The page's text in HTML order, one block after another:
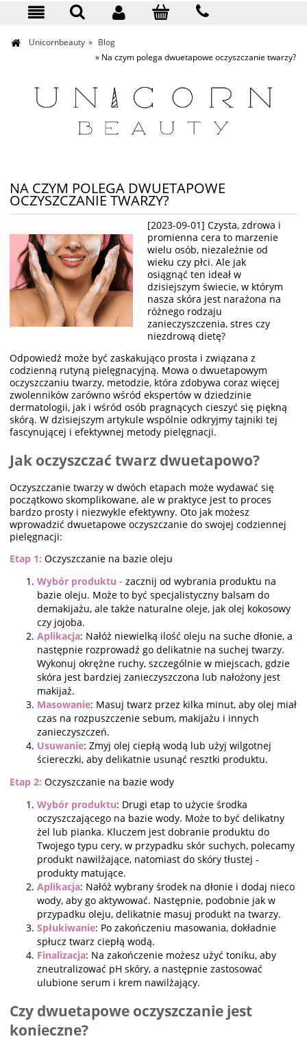
Unicornbeauty » Blog
» Na czym polega dwuetapowe oczyszczanie twarzy?
NA CZYM POLEGA DWUETAPOWE
OCZYSZCZANIE TWARZY?
[2023-09-01] Czysta, zdrowa i
promienna cera to marzenie
wielu osób, niezależnie od
wieku czy płci. Ale jak
osiągnąć ten ideał w
dzisiejszym świecie, w którym
nasza skóra jest narażona na
różnego rodzaju
zanieczyszczenia, stres czy
niezdrową dietę?
Odpowiedź może być zaskakująco prosta i związana z
codzienną rutyną pielęgnacyjną. Mowa o dwuetapowym
oczyszczaniu twarzy, metodzie, która zdobywa coraz więcej
zwolenników zarówno wśród ekspertów w dziedzinie
dermatologii, jak i wśród osób pragnących cieszyć się piękną
skórą. W dzisiejszym artykule wspólnie odkryjmy tajniki tej
fascynującej i efektywnej metody pielęgnacji.
Jak oczyszczać twarz dwuetapowo?
Oczyszczanie twarzy w dwóch etapach może wydawać się
początkowo skomplikowane, ale w praktyce jest to proces
bardzo prosty i niezwykle efektywny. Oto jak możesz
wprowadzić dwuetapowe oczyszczanie do swojej codziennej
pielęgnacji:
Etap 1: Oczyszczanie na bazie oleju
Wybór produktu - zacznij od wybrania produktu na
bazie oleju. Może to być specjalistyczny balsam do
demakijażu, ale także naturalne oleje, jak olej kokosowy
czy jojoba.
Aplikacja: Nałóż niewielką ilość oleju na suche dłonie, a
następnie rozprowadź go delikatnie na suchej twarzy.
Wykonuj okrężne ruchy, szczególnie w miejscach, gdzie
skóra jest bardziej zanieczyszczona lub nałożony jest
makijaż.
Masowanie: Masuj twarz przez kilka minut, aby olej miał
czas na rozpuszczenie sebum, makijażu i innych
zanieczyszczeń.
Usuwanie: Zmyj olej ciepłą wodą lub użyj wilgotnej
ściereczki, aby delikatnie usunąć resztki produktu.
Etap 2: Oczyszczanie na bazie wody
Wybór produktu: Drugi etap to użycie środka
oczyszczającego na bazie wody. Może to być delikatny
żel lub pianka. Kluczem jest dobranie produktu do
Twojego typu cery, w przypadku skór suchych, polecamy
produkt nawilżające, natomiast do skóry tłustej -
produkty matujące.
Aplikacja: Nałóż wybrany środek na dłonie i dodaj nieco
wody, aby go aktywować. Następnie, podobnie jak w
przypadku oleju, delikatnie masuj produkt na twarzy.
Spłukiwanie: Po zakończeniu masowania, dokładnie
spłucz twarz ciepłą wodą.
Finalizacja: Na zakończenie możesz użyć toniku, aby
zneutralizować pH skóry, a następnie zastosować
ulubione serum i krem nawilżający.
Czy dwuetapowe oczyszczanie jest
konieczne?